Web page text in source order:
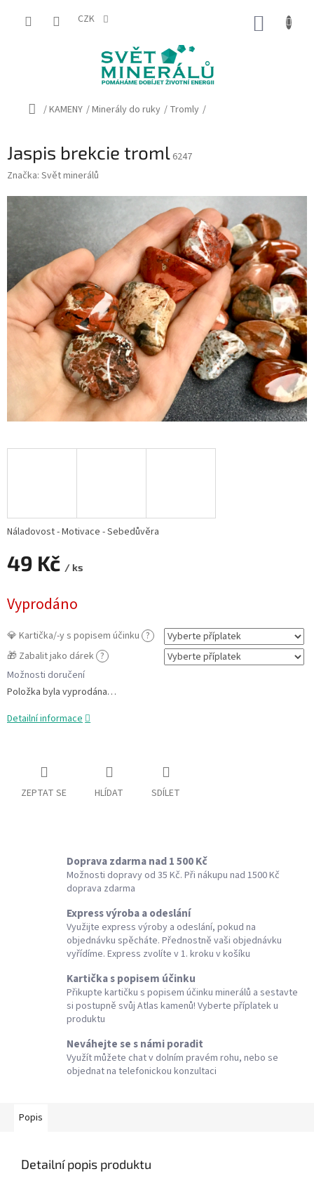
CZK
Domů
/KAMENY /Minerály do ruky / Tromly /
Jaspis brekcie troml 6247
Značka: Svět minerálů
49 Kč / ks
cena:
Vyprodáno
💎 Kartička/-y s popisem účinku ?
🎁 Zabalit jako dárek ?
Možnosti doručení
Položka byla vyprodána…
Náladovost - Motivace - Sebedůvěra
Detailní informace
ZEPTAT SE HLÍDAT SDÍLET
Doprava zdarma nad 1 500 Kč
Možnosti dopravy od 35 Kč. Při nákupu nad 1500 Kč
doprava zdarma
Express výroba a odeslání
Využijte express výroby a odeslání, pokud na
objednávku spěcháte. Přednostně vaši objednávku
vyřídíme. Express zvolíte v 1. kroku v košíku
Kartička s popisem účinku
Přikupte kartičku s popisem účinku minerálů a sestavte
si postupně svůj Atlas kamenů! Vyberte příplatek u
produktu
Neváhejte se s námi poradit
Využít můžete chat v dolním pravém rohu, nebo se
objednat na telefonickou konzultaci
Popis
Detailní popis produktu